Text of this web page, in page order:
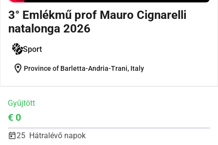
3° Emlékmű prof Mauro Cignarelli
natalonga 2026
Sport
location_on Province of Barletta-Andria-Trani, Italy
Gyűjtött
€ 0
25 Hátralévő napok